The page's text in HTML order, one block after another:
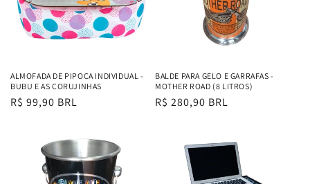
ALMOFADA DE PIPOCA INDIVIDUAL -
BUBU E AS CORUJINHAS
Preço
R$ 99,90 BRL
BALDE PARA GELO E GARRAFAS -
MOTHER ROAD (8 LITROS)
Preço
R$ 280,90 BRL